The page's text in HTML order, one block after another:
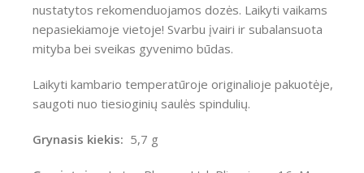
nustatytos rekomenduojamos dozės. Laikyti vaikams
nepasiekiamoje vietoje! Svarbu įvairi ir subalansuota
mityba bei sveikas gyvenimo būdas.
Laikyti kambario temperatūroje originalioje pakuotėje,
saugoti nuo tiesioginių saulės spindulių.
Grynasis kiekis: 5,7 g